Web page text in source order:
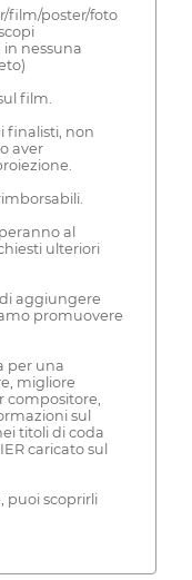
film/poster/foto
nessuna
film.
finalisti, non
aver
al
ulteriori
aggiungere
promuovere
per una
migliore
sul
titoli di coda
caricato sul
puoi scoprirli